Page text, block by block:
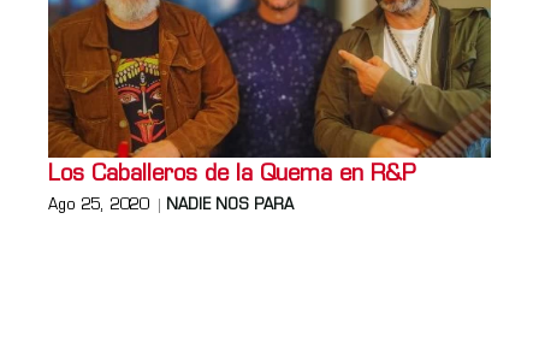
Los Caballeros de la Quema en R&P
Ago 25, 2020 NADIE NOS PARA